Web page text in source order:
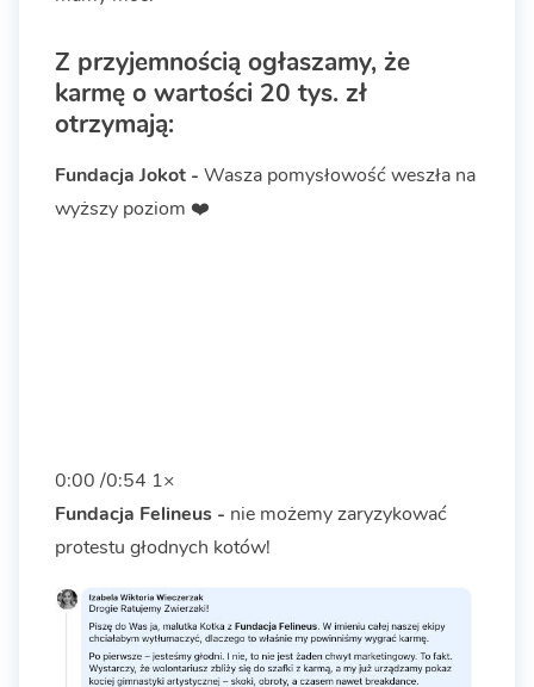
Z przyjemnością ogłaszamy, że
karmę o wartości 20 tys. zł
otrzymają:
Fundacja Jokot - Wasza pomysłowość weszła na
wyższy poziom ❤️
0:00 /0:54 1×
Fundacja Felineus - nie możemy zaryzykować
protestu głodnych kotów!